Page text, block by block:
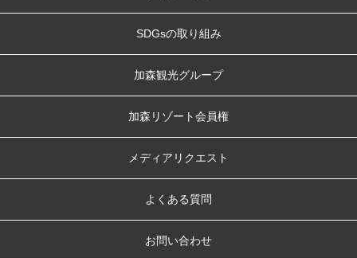
SDGsの取り組み
加森観光グループ
加森リゾート会員権
メディアリクエスト
よくある質問
お問い合わせ